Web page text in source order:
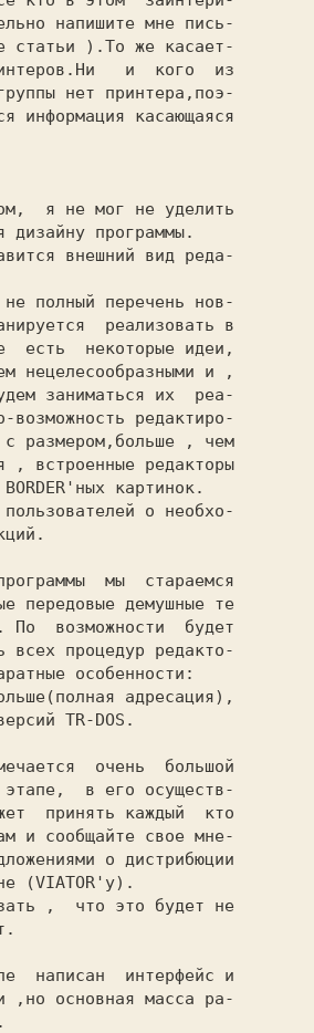
напишите мне пись-
статьи ).То же касает-
и  кого  из
нет принтера,поэ-
информация касающаяся
дизайну программы.
внешний вид реда-
реализовать в
есть  некоторые идеи,
нецелесообразными и ,
заниматься их  реа-
возможность редактиро-
размером,больше , чем
, встроенные редакторы
картинок.
о необхо-
передовые демушные те
По  возможности  будет
всех процедур редакто-
особенности:
этапе,  в его осуществ-
принять каждый  кто
и сообщайте свое мне-
о дистрибюции
(VIATOR'у).
,но основная масса ра-